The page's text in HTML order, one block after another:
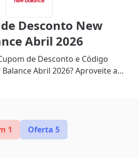
Desconto New
Abril 2026
de Desconto e Código
Abril 2026? Aproveite até
1 Oferta 5